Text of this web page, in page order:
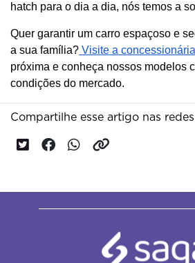
hatch para o dia a dia, nós temos a
Quer garantir um carro espaçoso e
a sua família? Visite a
próxima e conheça nossos modelos
condições do mercado.
Compartilhe esse artigo nas